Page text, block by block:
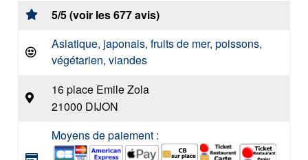
5/5 (voir les 677 avis)
Asiatique, japonais, fruits de mer, poissons,
végétarien, viandes
16 place Emile Zola
21000 DIJON
Moyens de paiement :